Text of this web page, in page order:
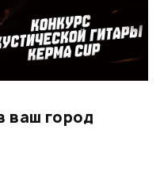
ваш город